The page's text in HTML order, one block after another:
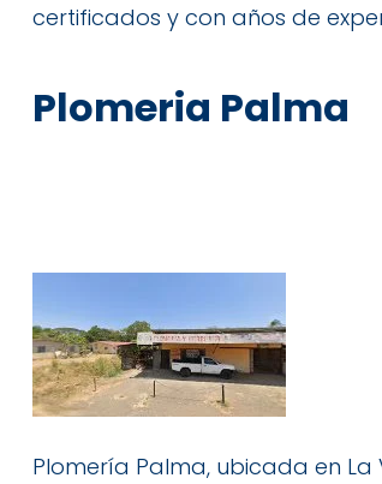
certificados y con años de
Plomeria Palma
Plomería Palma, ubicada en La